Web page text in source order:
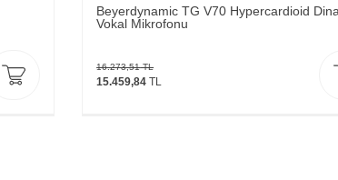
Beyerdynamic TG V70 Hypercardioid
Vokal Mikrofonu
16.273,51TL
15.459,84 TL